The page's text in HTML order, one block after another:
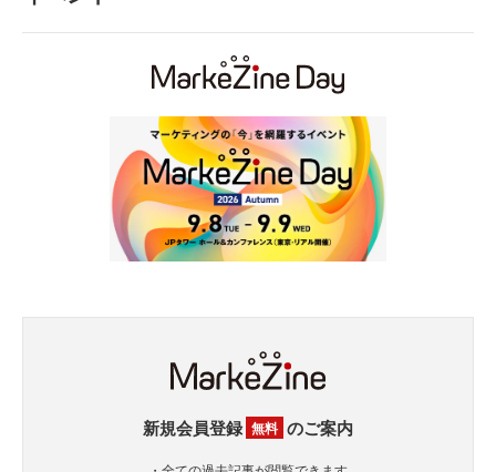
新規会員登録 無料 のご案内